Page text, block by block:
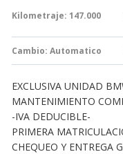
Kilometraje: 147.000
Cambio: Automatico
EXCLUSIVA UNIDAD
MANTENIMIENTO
-IVA DEDUCIBLE-
PRIMERA
CHEQUEO Y ENTREGA